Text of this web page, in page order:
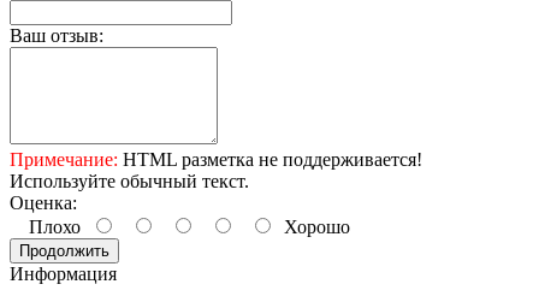
Ваш отзыв:
Примечание: HTML разметка не поддерживается!
Используйте обычный текст.
Оценка:
Плохо
Хорошо
Продолжить
Информация